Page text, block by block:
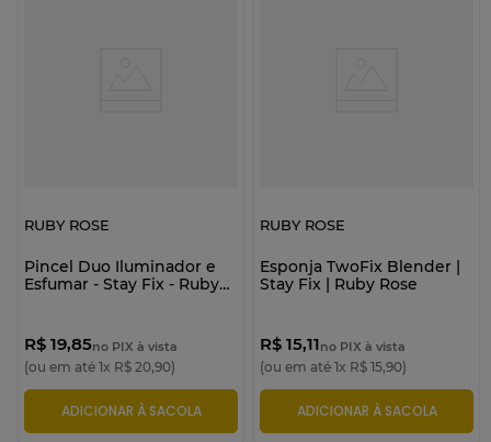
RUBY ROSE
Pincel Duo Iluminador e
Esfumar - Stay Fix - Ruby
R$ 19,85no PIX à vista
(ou em até 1x R$ 20,90)
ADICIONAR À SACOLA
RUBY ROSE
Esponja TwoFix Blender |
Stay Fix | Ruby Rose
R$ 15,11no PIX à vista
(ou em até 1x R$ 15,90)
ADICIONAR À SACOLA